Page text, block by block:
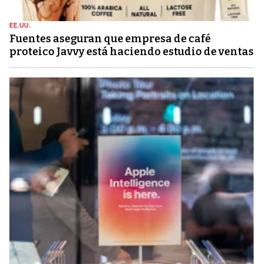
EE.UU.
Fuentes aseguran que empresa de café
proteico Javvy está haciendo estudio de ventas